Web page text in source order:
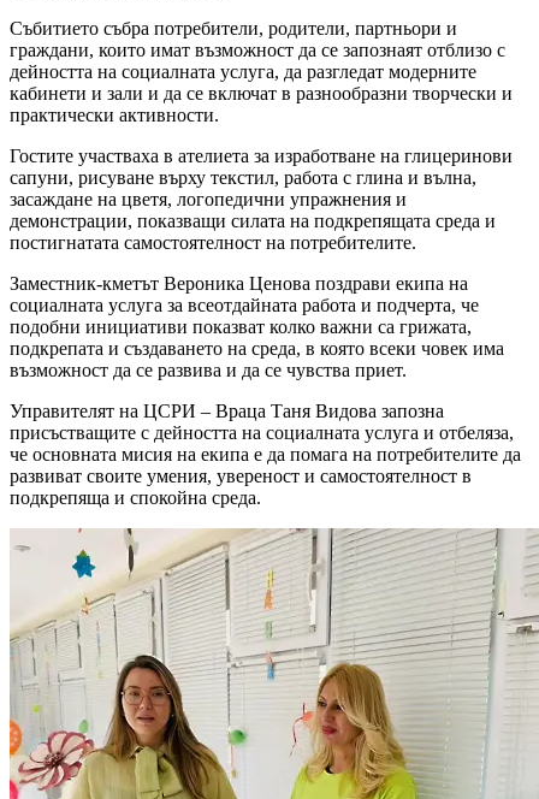
Събитието събра потребители, родители, партньори и
граждани, които имат възможност да се запознаят отблизо с
дейността на социалната услуга, да разгледат модерните
кабинети и зали и да се включат в разнообразни творчески и
практически активности.
Гостите участваха в ателиета за изработване на глицеринови
сапуни, рисуване върху текстил, работа с глина и вълна,
засаждане на цветя, логопедични упражнения и
демонстрации, показващи силата на подкрепящата среда и
постигнатата самостоятелност на потребителите.
Заместник-кметът Вероника Ценова поздрави екипа на
социалната услуга за всеотдайната работа и подчерта, че
подобни инициативи показват колко важни са грижата,
подкрепата и създаването на среда, в която всеки човек има
възможност да се развива и да се чувства приет.
Управителят на ЦСРИ – Враца Таня Видова запозна
присъстващите с дейността на социалната услуга и отбеляза,
че основната мисия на екипа е да помага на потребителите да
развиват своите умения, увереност и самостоятелност в
подкрепяща и спокойна среда.